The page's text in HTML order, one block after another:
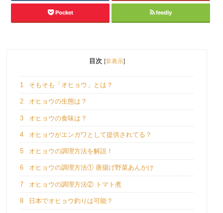
Pocket feedly
目次 [非表示]
1 そもそも「オヒョウ」とは？
2 オヒョウの生態は？
3 オヒョウの食味は？
4 オヒョウがエンガワとして提供されてる？
5 オヒョウの調理方法を解説！
6 オヒョウの調理方法① 唐揚げ野菜あんかけ
7 オヒョウの調理方法② トマト煮
8 日本でオヒョウ釣りは可能？